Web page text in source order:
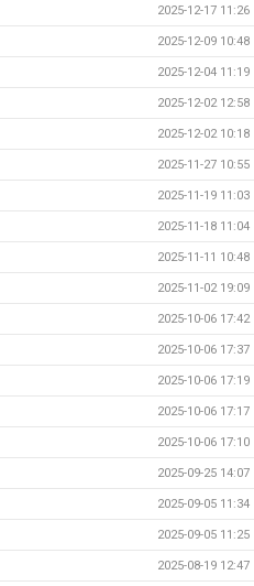
2025-12-17 11:26
2025-12-09 10:48
2025-12-04 11:19
2025-12-02 12:58
2025-12-02 10:18
2025-11-27 10:55
2025-11-19 11:03
2025-11-18 11:04
2025-11-11 10:48
2025-11-02 19:09
2025-10-06 17:42
2025-10-06 17:37
2025-10-06 17:19
2025-10-06 17:17
2025-10-06 17:10
2025-09-25 14:07
2025-09-05 11:34
2025-09-05 11:25
2025-08-19 12:47